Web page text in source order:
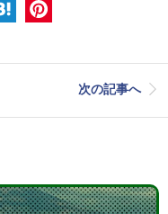
次の記事へ